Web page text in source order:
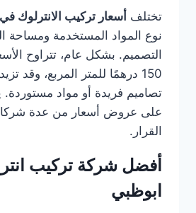
تختلف أسعار تركيب الانترلوك
نوع المواد المستخدمة ومساحة
150 درهمًا للمتر المربع، وقد
تصاميم فريدة أو مواد
على عروض أسعار من عدة
القرار.
أفضل شركة تركيب
ابوظبي